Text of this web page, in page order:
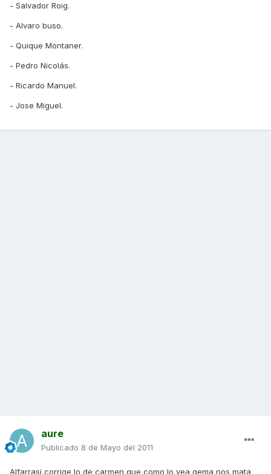
- Salvador Roig.
- Alvaro buso.
- Quique Montaner.
- Pedro Nicolás.
- Ricardo Manuel.
- Jose Miguel.
aure
Publicado 8 de Mayo del 2011
Alfarrasi corrige lo de carmen que como lo vea gema nos mata